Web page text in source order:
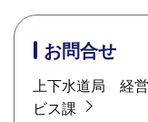
お問合せ
上下水道局 経
ビス課